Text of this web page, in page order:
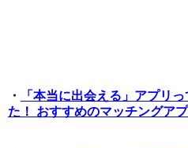
・
「本当に出会える」アプリ
た！ おすすめのマッチングア